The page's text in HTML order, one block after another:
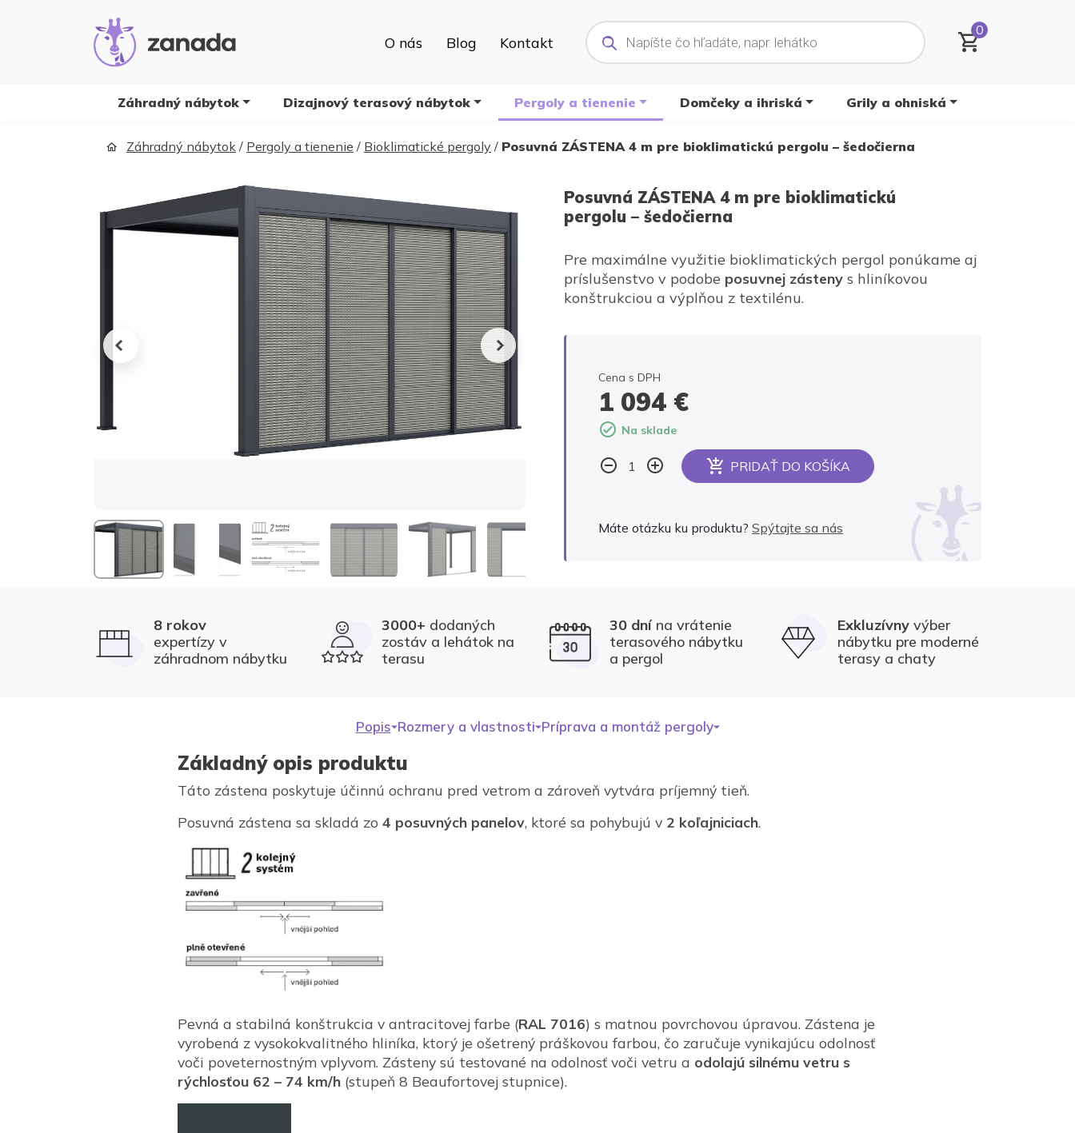
O nás Blog Kontakt
Products
search
0
Záhradný nábytok Dizajnový terasový nábytok Pergoly a tienenie Domčeky a ihriská Grily a ohniská
Záhradný nábytok / Pergoly a tienenie / Bioklimatické pergoly / Posuvná ZÁSTENA 4 m pre bioklimatickú pergolu – šedočierna
Posuvná ZÁSTENA 4 m pre bioklimatickú
pergolu – šedočierna
Pre maximálne využitie bioklimatických pergol ponúkame aj
príslušenstvo v podobe posuvnej zásteny s hliníkovou
konštrukciou a výplňou z textilénu.
Cena s DPH
1 094 €
Na sklade
PRIDAŤ DO KOŠÍKA
Máte otázku ku produktu? Spýtajte sa nás
8 rokov
expertízy v
záhradnom nábytku
3000+ dodaných
zostáv a lehátok na
terasu
30 dnína vrátenie
terasového nábytku
a pergol
Exkluzívny výber
nábytku pre moderné
terasy a chaty
Popis Rozmery a vlastnosti Príprava a montáž pergoly
Základný opis produktu
Táto zástena poskytuje účinnú ochranu pred vetrom a zároveň vytvára príjemný tieň.
Posuvná zástena sa skladá zo 4 posuvných panelov, ktoré sa pohybujú v 2 koľajniciach.
Pevná a stabilná konštrukcia v antracitovej farbe (RAL 7016) s matnou povrchovou úpravou. Zástena je
vyrobená z vysokokvalitného hliníka, ktorý je ošetrený práškovou farbou, čo zaručuje vynikajúcu odolnosť
voči poveternostným vplyvom. Zásteny sú testované na odolnosť voči vetru a odolajú silnému vetru s
rýchlosťou 62 – 74 km/h (stupeň 8 Beaufortovej stupnice).